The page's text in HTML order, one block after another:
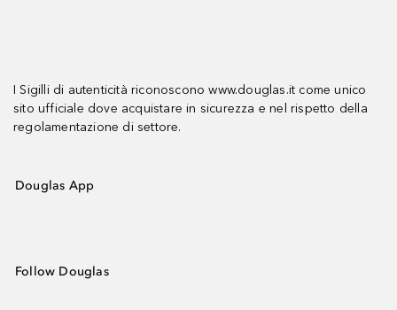
I Sigilli di autenticità riconoscono www.douglas.it come unico
sito ufficiale dove acquistare in sicurezza e nel rispetto della
regolamentazione di settore.
Douglas App
Follow Douglas